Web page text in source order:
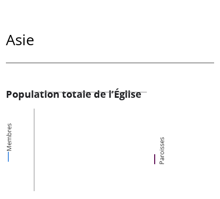
Asie
Population totale de l’Église
Membres Paroisses